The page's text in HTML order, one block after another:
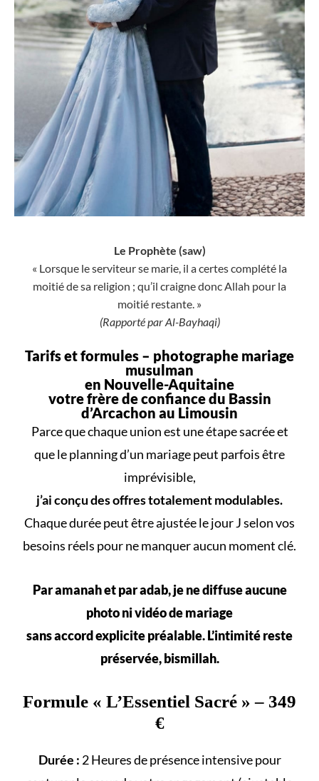
Le Prophète (saw)
« Lorsque le serviteur se marie, il a certes complété la
moitié de sa religion ; qu’il craigne donc Allah pour la
moitié restante. »
(Rapporté par Al-Bayhaqi)
Tarifs et formules – photographe mariage
musulman
en Nouvelle-Aquitaine
votre frère de confiance du Bassin
d’Arcachon au Limousin
Parce quechaque unionest uneétape sacréeet
que leplanning d’un mariagepeut parfois être
imprévisible,
j’ai conçu des offres totalement modulables.
Chaque durée peut être ajustée le jour J selon vos
besoins réels pour ne manquer aucun moment clé.
Par amanah et par adab, je ne diffuse aucune
photo ni vidéo de mariage
sans accord explicite préalable. L’intimité reste
préservée, bismillah.
Formule « L’Essentiel Sacré » – 349
€
Durée : 2 Heures de présence intensive pour